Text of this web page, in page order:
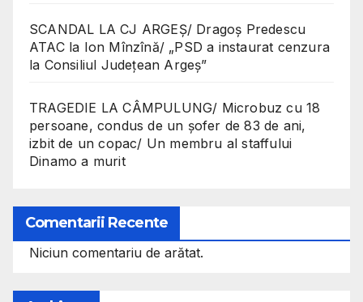
SCANDAL LA CJ ARGEȘ/ Dragoș Predescu
ATAC la Ion Mînzînă/ „PSD a instaurat cenzura
la Consiliul Județean Argeș”
TRAGEDIE LA CÂMPULUNG/ Microbuz cu 18
persoane, condus de un șofer de 83 de ani,
izbit de un copac/ Un membru al staffului
Dinamo a murit
Comentarii Recente
Niciun comentariu de arătat.